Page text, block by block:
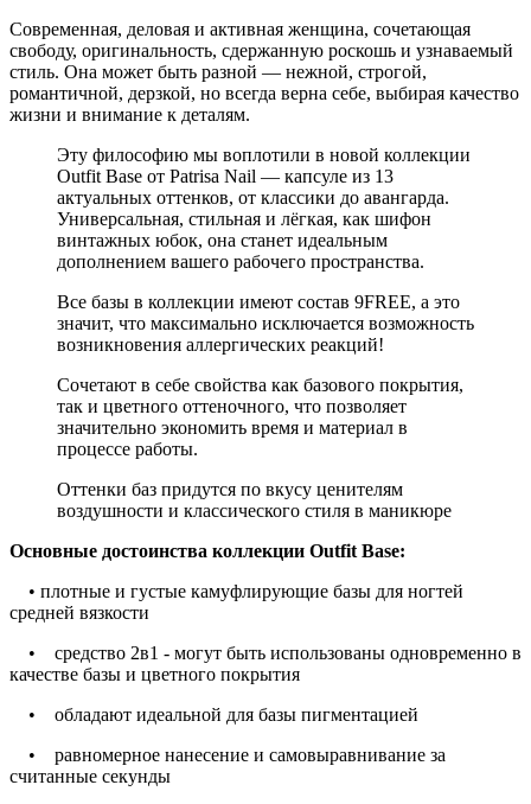
Современная, деловая и активная женщина, сочетающая
свободу, оригинальность, сдержанную роскошь и узнаваемый
стиль. Она может быть разной — нежной, строгой,
романтичной, дерзкой, но всегда верна себе, выбирая качество
жизни и внимание к деталям.
Эту философию мы воплотили в новой коллекции
Outfit Base от Patrisa Nail — капсуле из 13
актуальных оттенков, от классики до авангарда.
Универсальная, стильная и лёгкая, как шифон
винтажных юбок, она станет идеальным
дополнением вашего рабочего пространства.
Все базы в коллекции имеют состав 9FREE, а это
значит, что максимально исключается возможность
возникновения аллергических реакций!
Сочетают в себе свойства как базового покрытия,
так и цветного оттеночного, что позволяет
значительно экономить время и материал в
процессе работы.
Оттенки баз придутся по вкусу ценителям
воздушности и классического стиля в маникюре
Основные достоинства коллекции Outfit Base:
• плотные и густые камуфлирующие базы для ногтей
средней вязкости
• средство 2в1 - могут быть использованы одновременно в
качестве базы и цветного покрытия
• обладают идеальной для базы пигментацией
• равномерное нанесение и самовыравнивание за
считанные секунды